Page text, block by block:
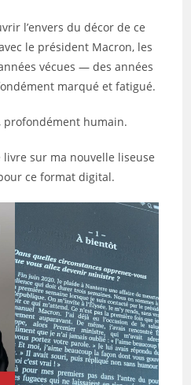
l’envers du décor de ce
le président Macron, les
vécues — des années
marqué et fatigué.
profondément humain.
livre sur ma nouvelle liseuse
ce format digital.